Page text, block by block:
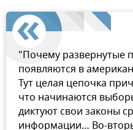
"Почему развернутые
появляются в
Тут целая цепочка
что начинаются
диктуют свои законы
информации… Во-